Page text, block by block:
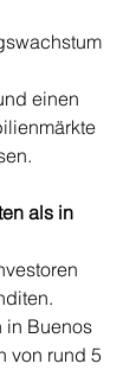
einen
als in
in Buenos
von rund 5